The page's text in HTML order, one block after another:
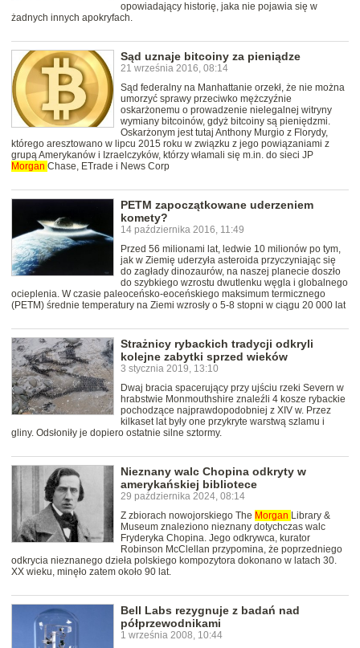
opowiadający historię, jaka nie pojawia się w
żadnych innych apokryfach.
Sąd uznaje bitcoiny za pieniądze
21 września 2016, 08:14
Sąd federalny na Manhattanie orzekł, że nie można
umorzyć sprawy przeciwko mężczyźnie
oskarżonemu o prowadzenie nielegalnej witryny
wymiany bitcoinów, gdyż bitcoiny są pieniędzmi.
Oskarżonym jest tutaj Anthony Murgio z Florydy,
którego aresztowano w lipcu 2015 roku w związku z jego powiązaniami z
grupą Amerykanów i Izraelczyków, którzy włamali się m.in. do sieci JP
Morgan Chase, ETrade i News Corp
PETM zapoczątkowane uderzeniem
komety?
14 października 2016, 11:49
Przed 56 milionami lat, ledwie 10 milionów po tym,
jak w Ziemię uderzyła asteroida przyczyniając się
do zagłady dinozaurów, na naszej planecie doszło
do szybkiego wzrostu dwutlenku węgla i globalnego
ocieplenia. W czasie paleoceńsko-eoceńskiego maksimum termicznego
(PETM) średnie temperatury na Ziemi wzrosły o 5-8 stopni w ciągu 20 000 lat
Strażnicy rybackich tradycji odkryli
kolejne zabytki sprzed wieków
3 stycznia 2019, 13:10
Dwaj bracia spacerujący przy ujściu rzeki Severn w
hrabstwie Monmouthshire znaleźli 4 kosze rybackie
pochodzące najprawdopodobniej z XIV w. Przez
kilkaset lat były one przykryte warstwą szlamu i
gliny. Odsłoniły je dopiero ostatnie silne sztormy.
Nieznany walc Chopina odkryty w
amerykańskiej bibliotece
29 października 2024, 08:14
Z zbiorach nowojorskiego The Morgan Library &
Museum znaleziono nieznany dotychczas walc
Fryderyka Chopina. Jego odkrywca, kurator
Robinson McClellan przypomina, że poprzedniego
odkrycia nieznanego dzieła polskiego kompozytora dokonano w latach 30.
XX wieku, minęło zatem około 90 lat.
Bell Labs rezygnuje z badań nad
półprzewodnikami
1 września 2008, 10:44